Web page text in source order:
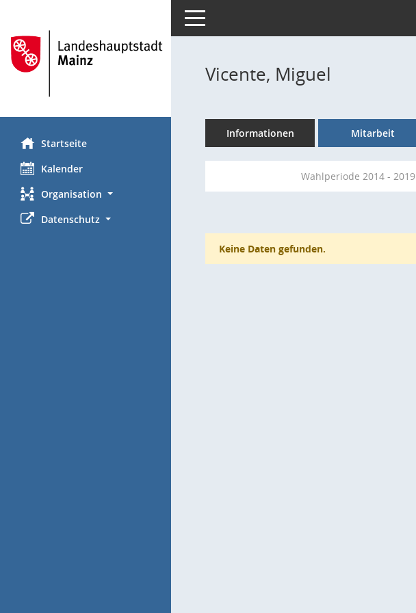
Startseite
Kalender
Organisation
Datenschutz
Toggle navigation
Vicente, Miguel
Informationen Mitarbeit
Wahlperiode 2014 - 2019
Keine Daten gefunden.